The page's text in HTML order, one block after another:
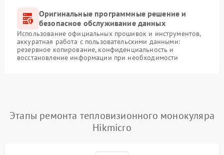
Оригинальные программные решение и
безопасное обслуживание данных
Использование официальных прошивок и инструментов,
аккуратная работа с пользовательскими данными:
резервное копирование, конфиденциальность и
восстановление информации при необходимости
Этапы ремонта тепловизионного монокуляра
Hikmicro